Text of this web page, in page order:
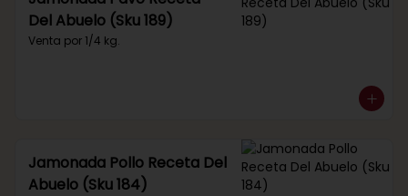
Del Abuelo (Sku 189)
Venta por 1/4 kg.
Jamonada Pollo Receta Del
Abuelo (Sku 184)